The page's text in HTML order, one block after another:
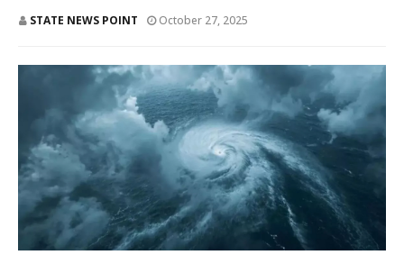
STATE NEWS POINT October 27, 2025